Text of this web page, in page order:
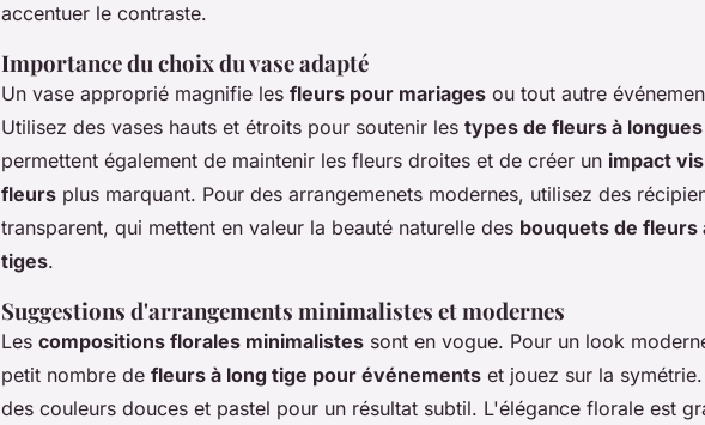
accentuer le contraste.
Importance du choix du vase adapté
Un vase approprié magnifie les fleurs pour mariages ou tout autre
Utilisez des vases hauts et étroits pour soutenir les types de fleurs à
permettent également de maintenir les fleurs droites et de créer un impact
fleurs plus marquant. Pour des arrangemenets modernes, utilisez des
transparent, qui mettent en valeur la beauté naturelle des bouquets de fleurs
tiges.
Suggestions d'arrangements minimalistes et modernes
Les compositions florales minimalistes sont en vogue. Pour un look
petit nombre de fleurs à long tige pour événements et jouez sur la
des couleurs douces et pastel pour un résultat subtil. L'élégance florale est